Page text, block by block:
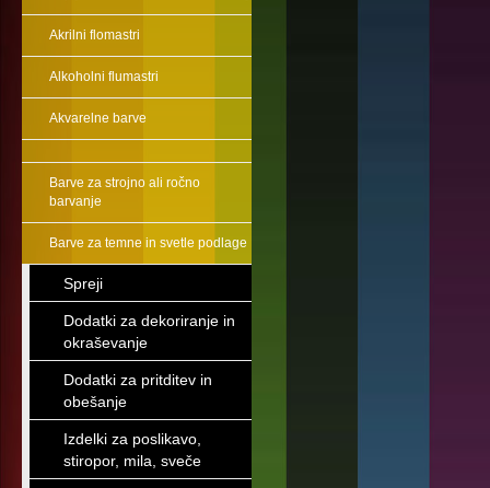
Akrilni flomastri
Alkoholni flumastri
Akvarelne barve
Barve za strojno ali ročno
barvanje
Barve za temne in svetle podlage
Spreji
Dodatki za dekoriranje in
okraševanje
Dodatki za pritditev in
obešanje
Izdelki za poslikavo,
stiropor, mila, sveče